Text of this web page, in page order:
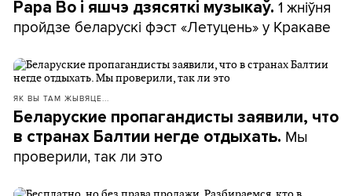
Papa Bo і яшчэ дзясяткі музыкаў. 1 жніўня
пройдзе беларускі фэст «Летуцень» у Кракаве
ЯК ВЫ ТАМ ЖЫВЯЦЕ...
Беларуские пропагандисты заявили, что
в странах Балтии негде отдыхать. Мы
проверили, так ли это